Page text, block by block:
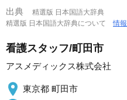
出典
精選版 日本国語大辞典
精選版 日本国語大辞典について情報
看護スタッフ/町田市
アスメディックス株式会社
東京都 町田市